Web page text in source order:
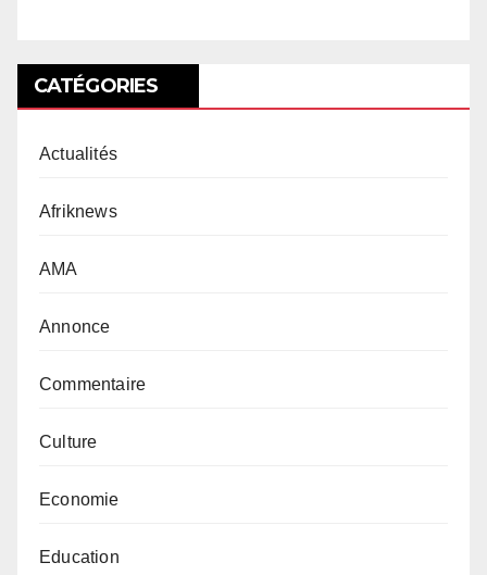
CATÉGORIES
Actualités
Afriknews
AMA
Annonce
Commentaire
Culture
Economie
Education